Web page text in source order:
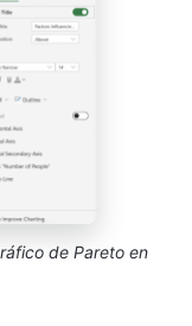
de Pareto en